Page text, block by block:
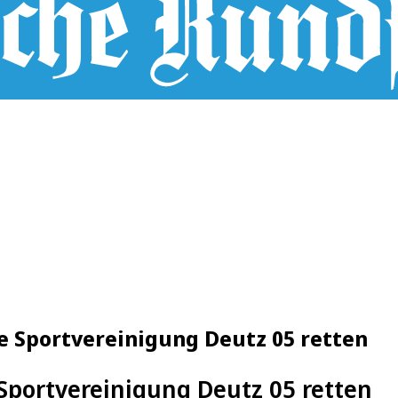
Sportvereinigung Deutz 05 retten
Deutz 05 retten